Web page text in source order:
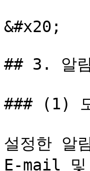
&#x20;
## 3. 알
### (1)
설정한 알
E-mail 및